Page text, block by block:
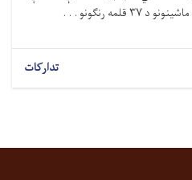
ماشینونود۳۷قلمه رنګونو . . .
تدارکات